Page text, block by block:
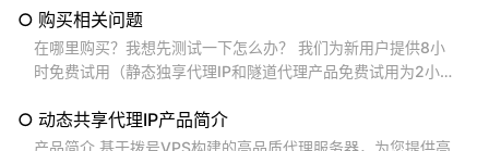
个地区。 1.支持Http或者Socks5协议吗？ 我们目前的的代理I
P支持Http和Socks5协议（他们是同样的端口） 2.怎么购买代
理IP？...
○ 购买相关问题
在哪里购买？我想先测试一下怎么办？ 我们为新用户提供8小
时免费试用（静态独享代理IP和隧道代理产品免费试用为2小
吗？ 可以 的，购买后可直接在会员中心--财务管理--发票管理
去 申请发票 。 普票提供电子发票，您可自己在开票记录中下
○ 动态共享代理IP产品简介
产品简介 基于拨号VPS构建的高品质代理服务器，为您提供高